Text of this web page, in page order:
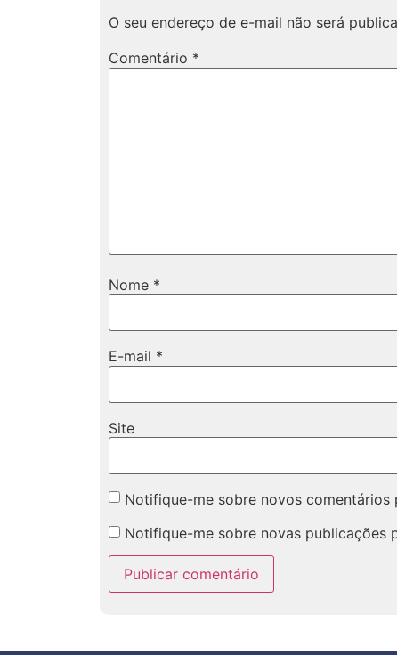
O seu endereço de e-mail não será
Comentário *
Nome *
E-mail *
Site
Notifique-me sobre novos comentários
Notifique-me sobre novas publicações